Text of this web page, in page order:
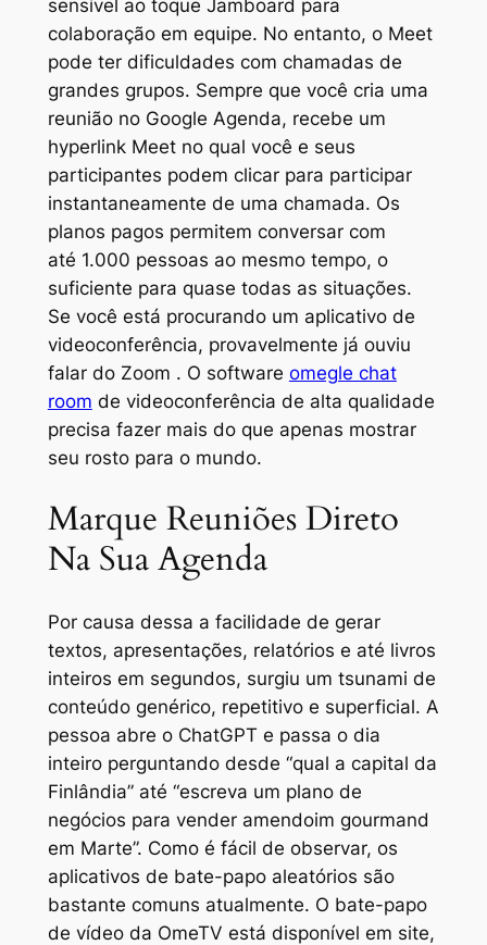
sensível ao toque Jamboard para
colaboração em equipe. No entanto, o Meet
pode ter dificuldades com chamadas de
grandes grupos. Sempre que você cria uma
reunião no Google Agenda, recebe um
hyperlink Meet no qual você e seus
participantes podem clicar para participar
instantaneamente de uma chamada. Os
planos pagos permitem conversar com
até 1.000 pessoas ao mesmo tempo, o
suficiente para quase todas as situações.
Se você está procurando um aplicativo de
videoconferência, provavelmente já ouviu
falar do Zoom . O software omegle chat
room de videoconferência de alta qualidade
precisa fazer mais do que apenas mostrar
seu rosto para o mundo.
Marque Reuniões Direto
Na Sua Agenda
Por causa dessa a facilidade de gerar
textos, apresentações, relatórios e até livros
inteiros em segundos, surgiu um tsunami de
conteúdo genérico, repetitivo e superficial. A
pessoa abre o ChatGPT e passa o dia
inteiro perguntando desde “qual a capital da
Finlândia” até “escreva um plano de
negócios para vender amendoim gourmand
em Marte”. Como é fácil de observar, os
aplicativos de bate-papo aleatórios são
bastante comuns atualmente. O bate-papo
de vídeo da OmeTV está disponível em site,